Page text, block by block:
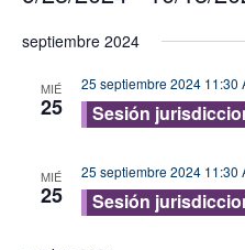
fecha.
septiembre 2024
MIÉ
25
25 septiembre 2024 11:30
Sesión
MIÉ
25
25 septiembre 2024 11:30
Sesión